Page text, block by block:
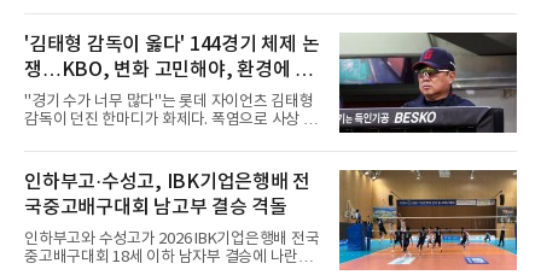
리츠와 마이애미 말린스를 거쳐 메츠에 둥지를
틀며 반등을 노렸으나
행배 전국중고배구대회 18세 이하 여자부 결승
에서 선명여고를 세트스코어 3-1(13-25, 25-14,
25-17, 25-10)로 물리치고 우승을 차지했다.첫
세트를 13-25로 내주며 불안하게 출발한 중앙여
고는 이후 조직력을 되찾아 2세트부터 경기 주
도권을 완전히 장악했다. 강한 서브와 탄탄한 수
비를 앞세워 내리 세 세트를 따내며 짜릿한 역전
권대회 결승에서 모두 선명여고에 패해 준우승
에 머물렀다. 그러나 세 번째
'김태형 감독이 옳다' 144경기 체제 논
쟁…KBO, 변화 고민해야, 환경에 맞
는 경기 수가 바람직
"경기 수가 너무 많다"는 롯데 자이언츠 김태형
감독이 던진 한마디가 화제다. 폭염으로 사상 초
독은 단순히 더위를 이야기하지 않았다. 우천,
폭염, 부상 등 변수가 늘어나는 현실에서 현재
팀당 144경기 체제가 과연 지속 가능한지 질문
을 던졌다.물론 144경기가 세계적으로 특별히
많은 숫자는 아니다. 메이저리그는 팀당 162경
기, 일본프로야구도 143~144경기를 치른다. 숫
자만 놓고 보면 KBO가 유난히 혹사 구조라고 말
인하부고·수성고, IBK기업은행배 전
국중고배구대회 남고부 결승 격돌
인하부고와 수성고가 2026 IBK기업은행배 전국
중고배구대회 18세 이하 남자부 결승에 나란히